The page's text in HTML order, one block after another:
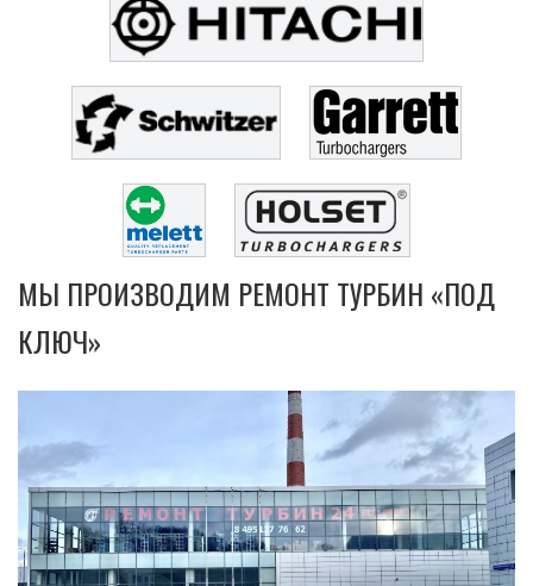
МЫ ПРОИЗВОДИМ РЕМОНТ ТУРБИН «ПОД
КЛЮЧ»